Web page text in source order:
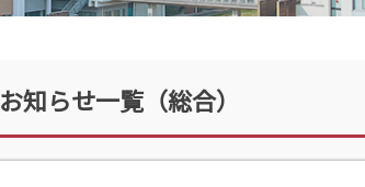
お知らせ一覧（総合）